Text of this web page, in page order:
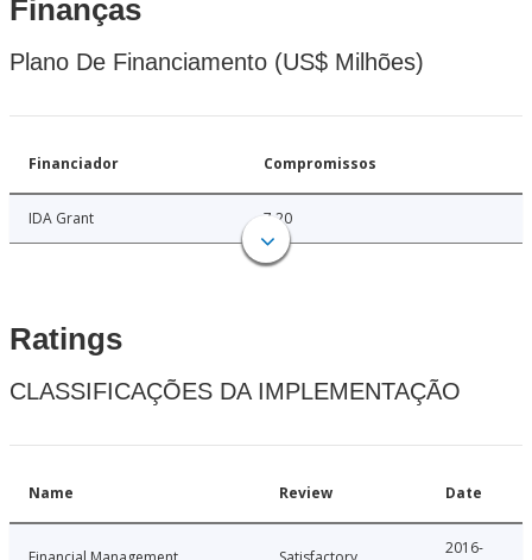
Finanças
Plano De Financiamento (US$ Milhões)
Financiador Compromissos
IDA Grant 7.20
Ratings
CLASSIFICAÇÕES DA IMPLEMENTAÇÃO
Name Review Date
2016-